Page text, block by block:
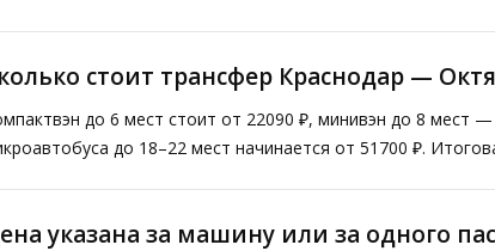
стоит трансфер Краснодар —
до 6 мест стоит от 22090 ₽, минивэн до 8
до 18–22 мест начинается от 51700 ₽.
указана за машину или за одного